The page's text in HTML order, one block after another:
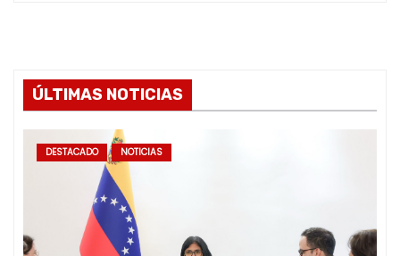
ÚLTIMAS NOTICIAS
DESTACADO NOTICIAS